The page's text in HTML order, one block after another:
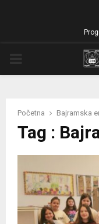
Početna Bajramska
Tag :